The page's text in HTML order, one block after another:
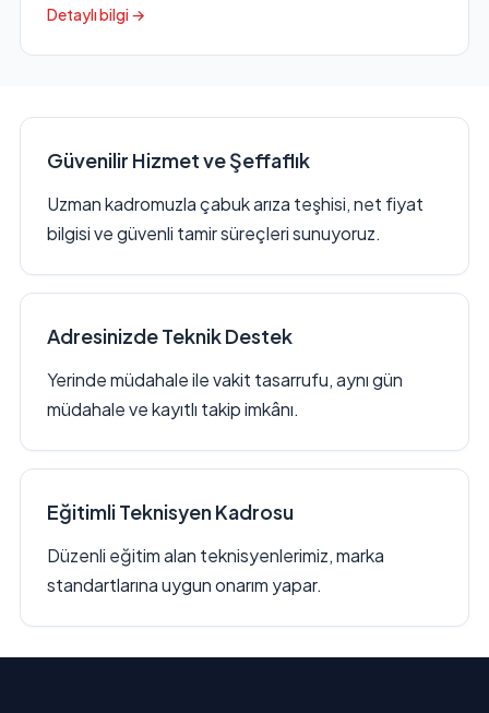
Detaylı bilgi →
Güvenilir Hizmet ve Şeffaflık
Uzman kadromuzla çabuk arıza teşhisi, net fiyat
bilgisi ve güvenli tamir süreçleri sunuyoruz.
Adresinizde Teknik Destek
Yerinde müdahale ile vakit tasarrufu, aynı gün
müdahale ve kayıtlı takip imkânı.
Eğitimli Teknisyen Kadrosu
Düzenli eğitim alan teknisyenlerimiz, marka
standartlarına uygun onarım yapar.